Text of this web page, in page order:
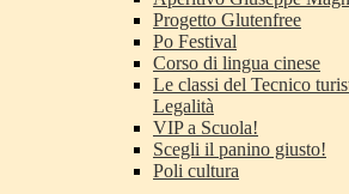
Progetto Glutenfree
Po Festival
Corso di lingua cinese
Le classi del Tecnico
Legalità
VIP a Scuola!
Scegli il panino giusto!
Poli cultura